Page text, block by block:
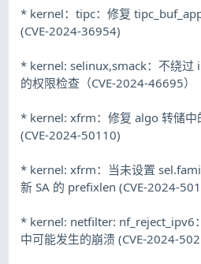
* kernel：tipc：修复
(CVE-2024-36954)
* kernel: selinux,smack：不绕过
的权限检查（CVE-2024-46695）
* kernel: xfrm：修复 algo 转储中
(CVE-2024-50110)
* kernel: xfrm：当未设置
新 SA 的 prefixlen (CVE-2024-
* kernel: netfilter: nf_reject_ipv6
中可能发生的崩溃 (CVE-2024-